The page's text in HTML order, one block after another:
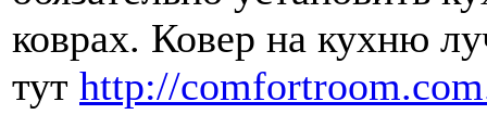
коврах. Ковер на кухню
тут http://